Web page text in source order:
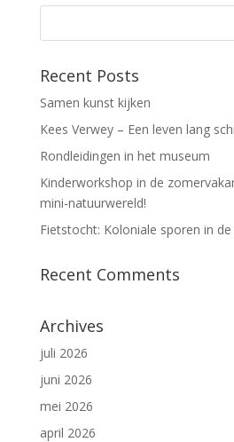
Recent Posts
Samen kunst kijken
Kees Verwey – Een leven lang
Rondleidingen in het museum
Kinderworkshop in de
mini-natuurwereld!
Fietstocht: Koloniale sporen in
Recent Comments
Archives
juli 2026
juni 2026
mei 2026
april 2026